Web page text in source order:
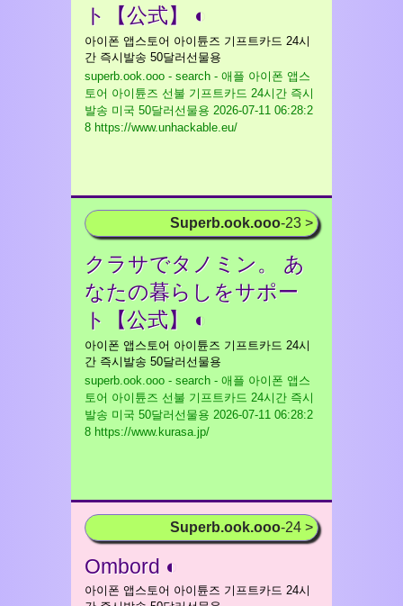
ト【公式】 ◐
아이폰 앱스토어 아이튠즈 기프트카드 24시
간 즉시발송 50달러선물용
superb.ook.ooo - search - 애플 아이폰 앱스
토어 아이튠즈 선불 기프트카드 24시간 즉시
발송 미국 50달러선물용 2026-07-11 06:28:2
8 https://www.unhackable.eu/
Superb.ook.ooo-23 >
クラサでタノミン。 あ
なたの暮らしをサポー
ト【公式】 ◐
아이폰 앱스토어 아이튠즈 기프트카드 24시
간 즉시발송 50달러선물용
superb.ook.ooo - search - 애플 아이폰 앱스
토어 아이튠즈 선불 기프트카드 24시간 즉시
발송 미국 50달러선물용 2026-07-11 06:28:2
8 https://www.kurasa.jp/
Superb.ook.ooo-24 >
Ombord ◐
아이폰 앱스토어 아이튠즈 기프트카드 24시